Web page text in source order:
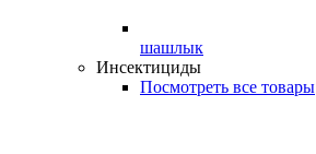
шашлык
Инсектициды
Посмотреть все товары